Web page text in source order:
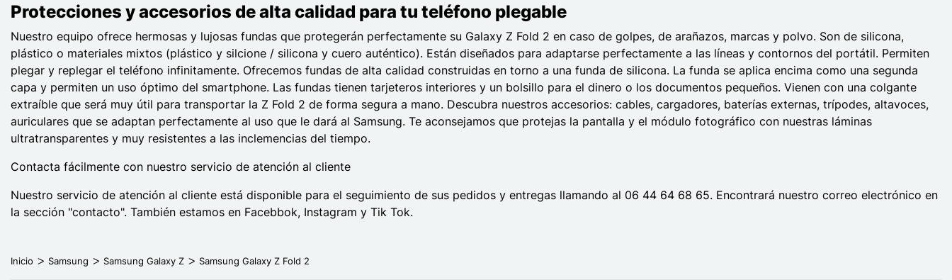
Protecciones y accesorios de alta calidad para tu teléfono plegable
Nuestro equipo ofrece hermosas y lujosas fundas que protegerán perfectamente su Galaxy Z Fold 2 en caso de golpes, de arañazos, marcas y polvo. Son de silicona,
plástico o materiales mixtos (plástico y silcione / silicona y cuero auténtico). Están diseñados para adaptarse perfectamente a las líneas y contornos del portátil. Permiten
plegar y replegar el teléfono infinitamente. Ofrecemos fundas de alta calidad construidas en torno a una funda de silicona. La funda se aplica encima como una segunda
capa y permiten un uso óptimo del smartphone. Las fundas tienen tarjeteros interiores y un bolsillo para el dinero o los documentos pequeños. Vienen con una colgante
extraíble que será muy útil para transportar la Z Fold 2 de forma segura a mano. Descubra nuestros accesorios: cables, cargadores, baterías externas, trípodes, altavoces,
auriculares que se adaptan perfectamente al uso que le dará al Samsung. Te aconsejamos que protejas la pantalla y el módulo fotográfico con nuestras láminas
ultratransparentes y muy resistentes a las inclemencias del tiempo.
Contacta fácilmente con nuestro servicio de atención al cliente
Nuestro servicio de atención al cliente está disponible para el seguimiento de sus pedidos y entregas llamando al 06 44 64 68 65. Encontrará nuestro correo electrónico en
la sección "contacto". También estamos en Facebbok, Instagram y Tik Tok.
Inicio Samsung Samsung Galaxy Z Samsung Galaxy Z Fold 2